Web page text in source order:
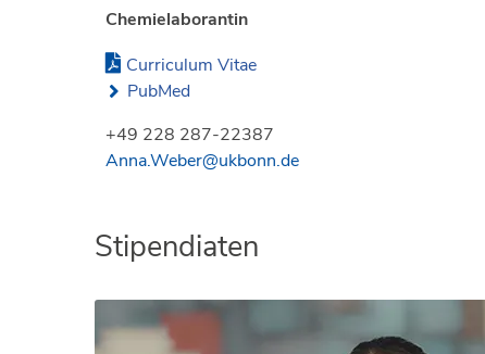
Chemielaborantin
Curriculum Vitae
PubMed
+49 228 287-22387
Anna.Weber@ukbonn.de
Stipendiaten